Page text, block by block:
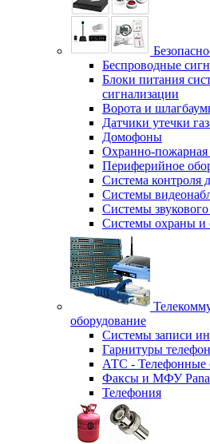
Беспроводные
Блоки питания
сигнализации
Ворота и
Датчики утечки
Домофоны
Охранно-пожарная
Периферийное
Система контроля
Системы
Системы
Системы охраны и
оборудование
Системы записи
Гарнитуры
АТС - Телефонные
Факсы и МФУ
Телефония